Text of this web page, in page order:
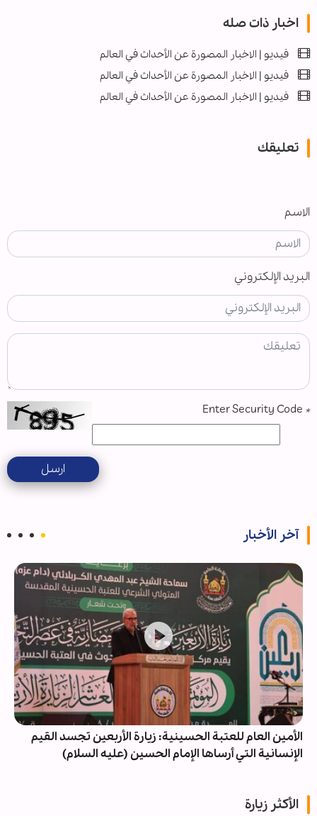
اخبار ذات صله
فيديو | الاخبار المصورة عن الأحداث في العالم
فيديو | الاخبار المصورة عن الأحداث في العالم
فيديو | الاخبار المصورة عن الأحداث في العالم
تعليقك
الاسم
البريد الإلكتروني
*
ارسل
آخر الأخبار
الأمين العام للعتبة الحسينية: زيارة الأربعين تجسد القيم
الإنسانية التي أرساها الإمام الحسين (عليه السلام)
الأكثر زيارة